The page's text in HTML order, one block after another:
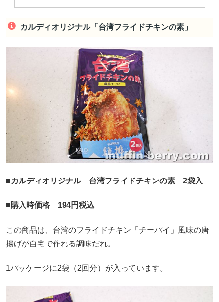
カルディオリジナル「台湾フライドチキンの素」
■カルディオリジナル 台湾フライドチキンの素 2袋入
■購入時価格 194円税込
この商品は、台湾のフライドチキン「チーパイ」風味の唐
揚げが自宅で作れる調味だれ。
1パッケージに2袋（2回分）が入っています。